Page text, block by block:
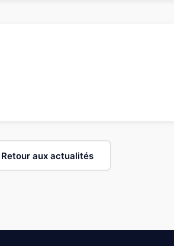
Retour aux actualités